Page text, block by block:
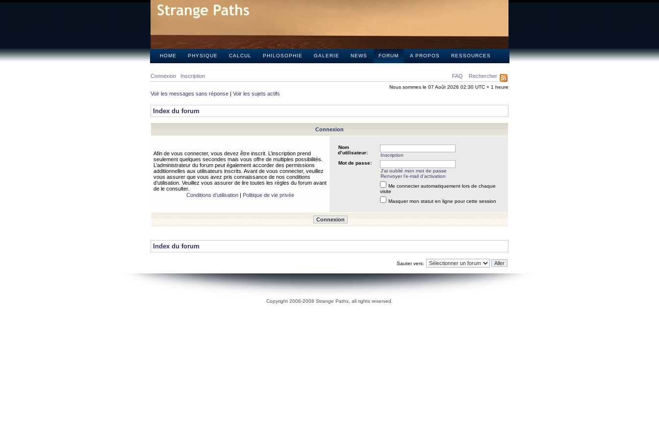
HOME PHYSIQUE CALCUL PHILOSOPHIE GALERIE NEWS FORUM A PROPOS RESSOURCES
FAQ Rechercher
Connexion Inscription
Nous sommes le 07 Août 2026 02:30 UTC + 1 heure
Voir les messages sans réponse | Voir les sujets actifs
Index du forum
Connexion
Afin de vous connecter, vous devez être inscrit. L’inscription prend
seulement quelques secondes mais vous offre de multiples possibilités.
L’administrateur du forum peut également accorder des permissions
additionnelles aux utilisateurs inscrits. Avant de vous connecter, veuillez
vous assurer que vous avez pris connaissance de nos conditions
d’utilisation. Veuillez vous assurer de lire toutes les règles du forum avant
de le consulter.
Conditions d’utilisation| Politique de vie privée
Nom
d’utilisateur:
Inscription
Mot de passe:
J’ai oublié mon mot de passe
Renvoyer l’e-mail d’activation
Me connecter automatiquement lors de chaque
visite
Masquer mon statut en ligne pour cette session
Index du forum
Sauter vers:
Copyright 2006-2008 Strange Paths, all rights reserved.